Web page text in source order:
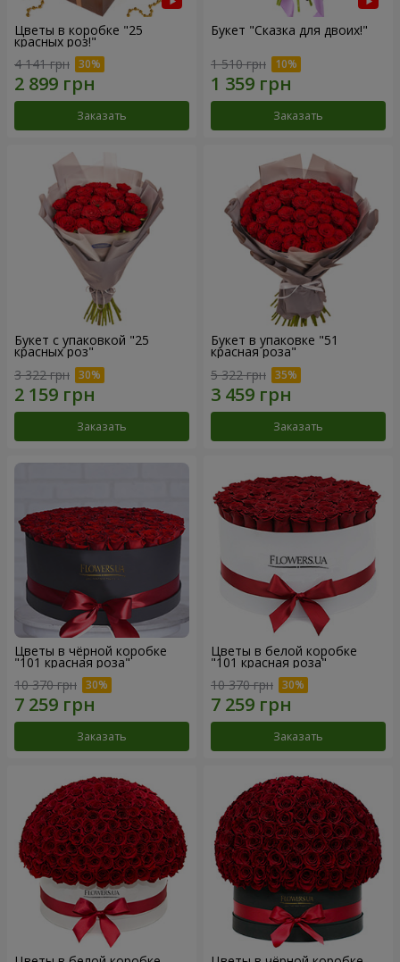
Цветы в коробке "25
красных роз!"
4 141 грн
Заказать
Букет "Сказка для двоих!"
1 510 грн
Заказать
Букет с упаковкой "25
красных роз"
3 322 грн
Заказать
Букет в упаковке "51
красная роза"
5 322 грн
Заказать
Цветы в чёрной коробке
"101 красная роза"
10 370 грн
Заказать
Цветы в белой коробке
"101 красная роза"
10 370 грн
Заказать